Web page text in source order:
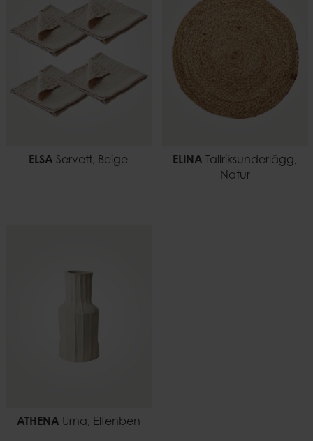
Material
Stengods
EAN-kod
7332793195414
0,35 kg
ELSA Servett, Beige ELINA Tallriksunderlägg,
Natur
ATHENA Urna, Elfenben